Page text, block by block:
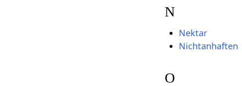
N
Nektar
Nichtanhaften
O